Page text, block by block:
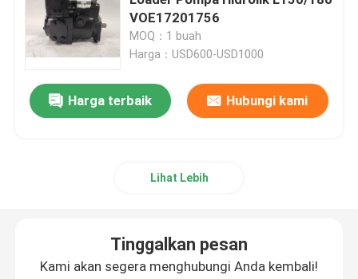
Boom Ekskavator
Ponton excavator
Lampiran Ekskavator
VOE17201756
MOQ：1 buah
Harga：USD600-USD1000
Harga terbaik Hubungi kami
Lihat Lebih
Tinggalkan pesan
Kami akan segera menghubungi Anda kembali!